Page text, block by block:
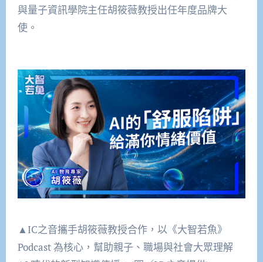
與量子資訊學院主任胡筱薇教授出任年度品牌大
使。
▲IC之音攜手胡筱薇教授合作，以《大智若魚》
Podcast 為核心，幫助親子、職場與社會大眾理解